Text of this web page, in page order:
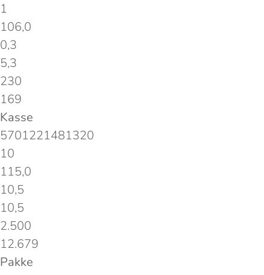
1
106,0
0,3
5,3
230
169
Kasse
5701221481320
10
115,0
10,5
10,5
2.500
12.679
Pakke